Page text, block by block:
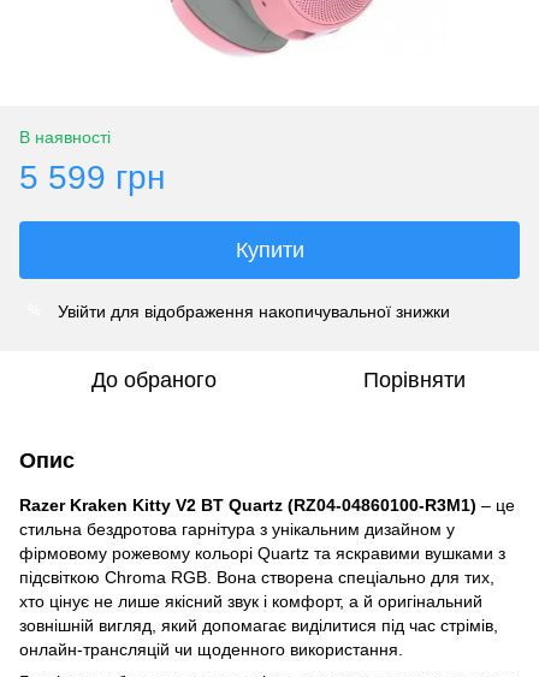
В наявності
5 599 грн
Купити
Увійти для відображення накопичувальної знижки
До обраного Порівняти
Опис
Razer Kraken Kitty V2 BT Quartz (RZ04-04860100-R3M1) – це
стильна бездротова гарнітура з унікальним дизайном у
фірмовому рожевому кольорі Quartz та яскравими вушками з
підсвіткою Chroma RGB. Вона створена спеціально для тих,
хто цінує не лише якісний звук і комфорт, а й оригінальний
зовнішній вигляд, який допомагає виділитися під час стрімів,
онлайн-трансляцій чи щоденного використання.